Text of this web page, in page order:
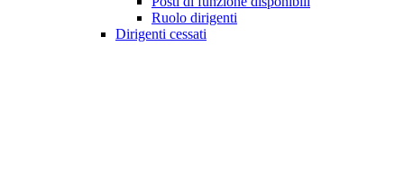
Ruolo dirigenti
Dirigenti cessati